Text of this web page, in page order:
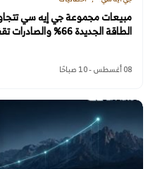
الطاقة الجديدة 66% والصادرات تقفز 130%
08 أغسطس - 10 صباحًا